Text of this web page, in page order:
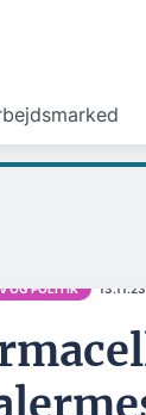
OG POLITIK 13.11.23